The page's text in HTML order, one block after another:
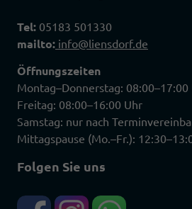
Tel: 05183 501330
mailto: info@liensdorf.de
Öffnungszeiten
Montag–Donnerstag: 08:00–17:00
Freitag: 08:00–16:00 Uhr
Samstag: nur nach
Mittagspause (Mo.–Fr.):
Folgen Sie uns